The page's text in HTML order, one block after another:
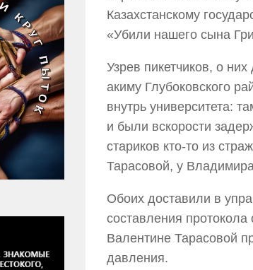
Казахстанскому
«Убили нашего сына
Узрев пикетчиков, о
акиму Глубоковского
внутрь университета:
и были вскорости
стариков кто-то из
Тарасовой, у
Обоих доставили в
составления
Валентине Тарасовой
давления.